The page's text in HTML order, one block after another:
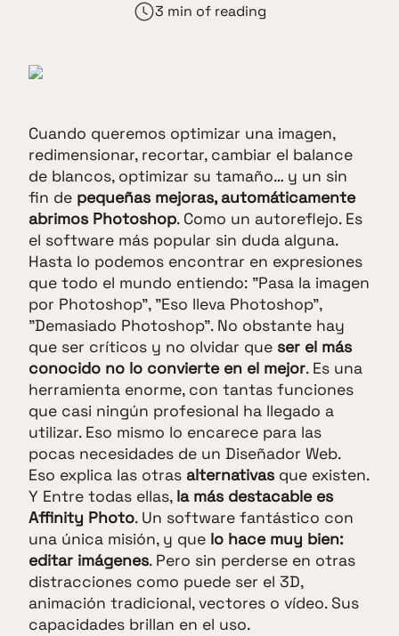
Cuando queremos optimizar una imagen,
redimensionar, recortar, cambiar el balance
de blancos, optimizar su tamaño… y un sin
fin de pequeñas mejoras, automáticamente
abrimos Photoshop. Como un autoreflejo. Es
el software más popular sin duda alguna.
Hasta lo podemos encontrar en expresiones
que todo el mundo entiendo: "Pasa la imagen
por Photoshop", "Eso lleva Photoshop",
"Demasiado Photoshop". No obstante hay
que ser críticos y no olvidar que ser el más
conocido no lo convierte en el mejor. Es una
herramienta enorme, con tantas funciones
que casi ningún profesional ha llegado a
utilizar. Eso mismo lo encarece para las
pocas necesidades de un Diseñador Web.
Eso explica las otras alternativas que existen.
Y Entre todas ellas, la más destacable es
Affinity Photo. Un software fantástico con
una única misión, y que lo hace muy bien:
editar imágenes. Pero sin perderse en otras
distracciones como puede ser el 3D,
animación tradicional, vectores o vídeo. Sus
capacidades brillan en el uso.
3 min of reading